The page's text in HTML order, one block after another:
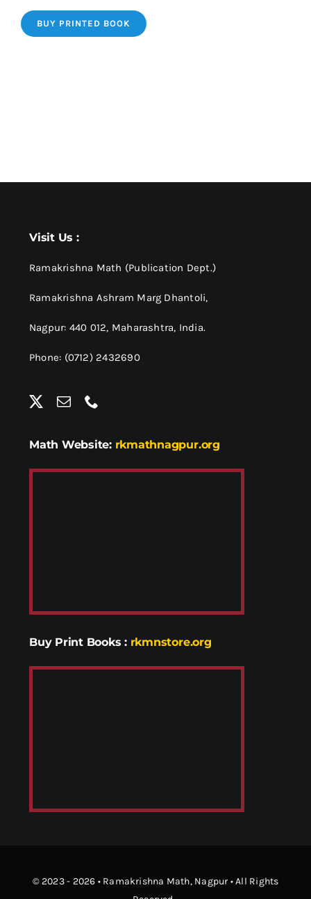
BUY PRINTED BOOK
Visit Us :
Ramakrishna Math (Publication Dept.)
Ramakrishna Ashram Marg Dhantoli,
Nagpur: 440 012, Maharashtra, India.
Phone: (0712) 2432690
Math Website: rkmathnagpur.org
Buy Print Books : rkmnstore.org
© 2023 - 2026 • Ramakrishna Math, Nagpur • All Rights